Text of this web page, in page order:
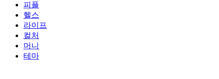
피플
헬스
라이프
컬처
머니
테마